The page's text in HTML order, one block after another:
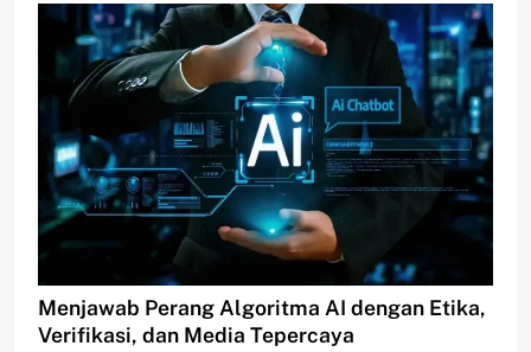
Menjawab Perang Algoritma AI dengan Etika,
Verifikasi, dan Media Tepercaya